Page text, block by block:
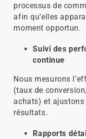
processus de
afin qu’elles
moment opportun.
Suivi des
continue
Nous mesurons
(taux de
achats) et
résultats.
Rapports